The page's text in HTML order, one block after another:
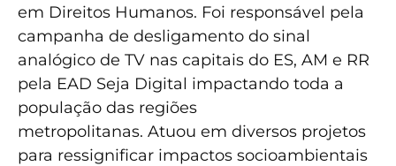
em Direitos Humanos. Foi responsável pela
campanha de desligamento do sinal
analógico de TV nas capitais do ES, AM e RR
pela EAD Seja Digital impactando toda a
população das regiões
metropolitanas. Atuou em diversos projetos
para ressignificar impactos socioambientais